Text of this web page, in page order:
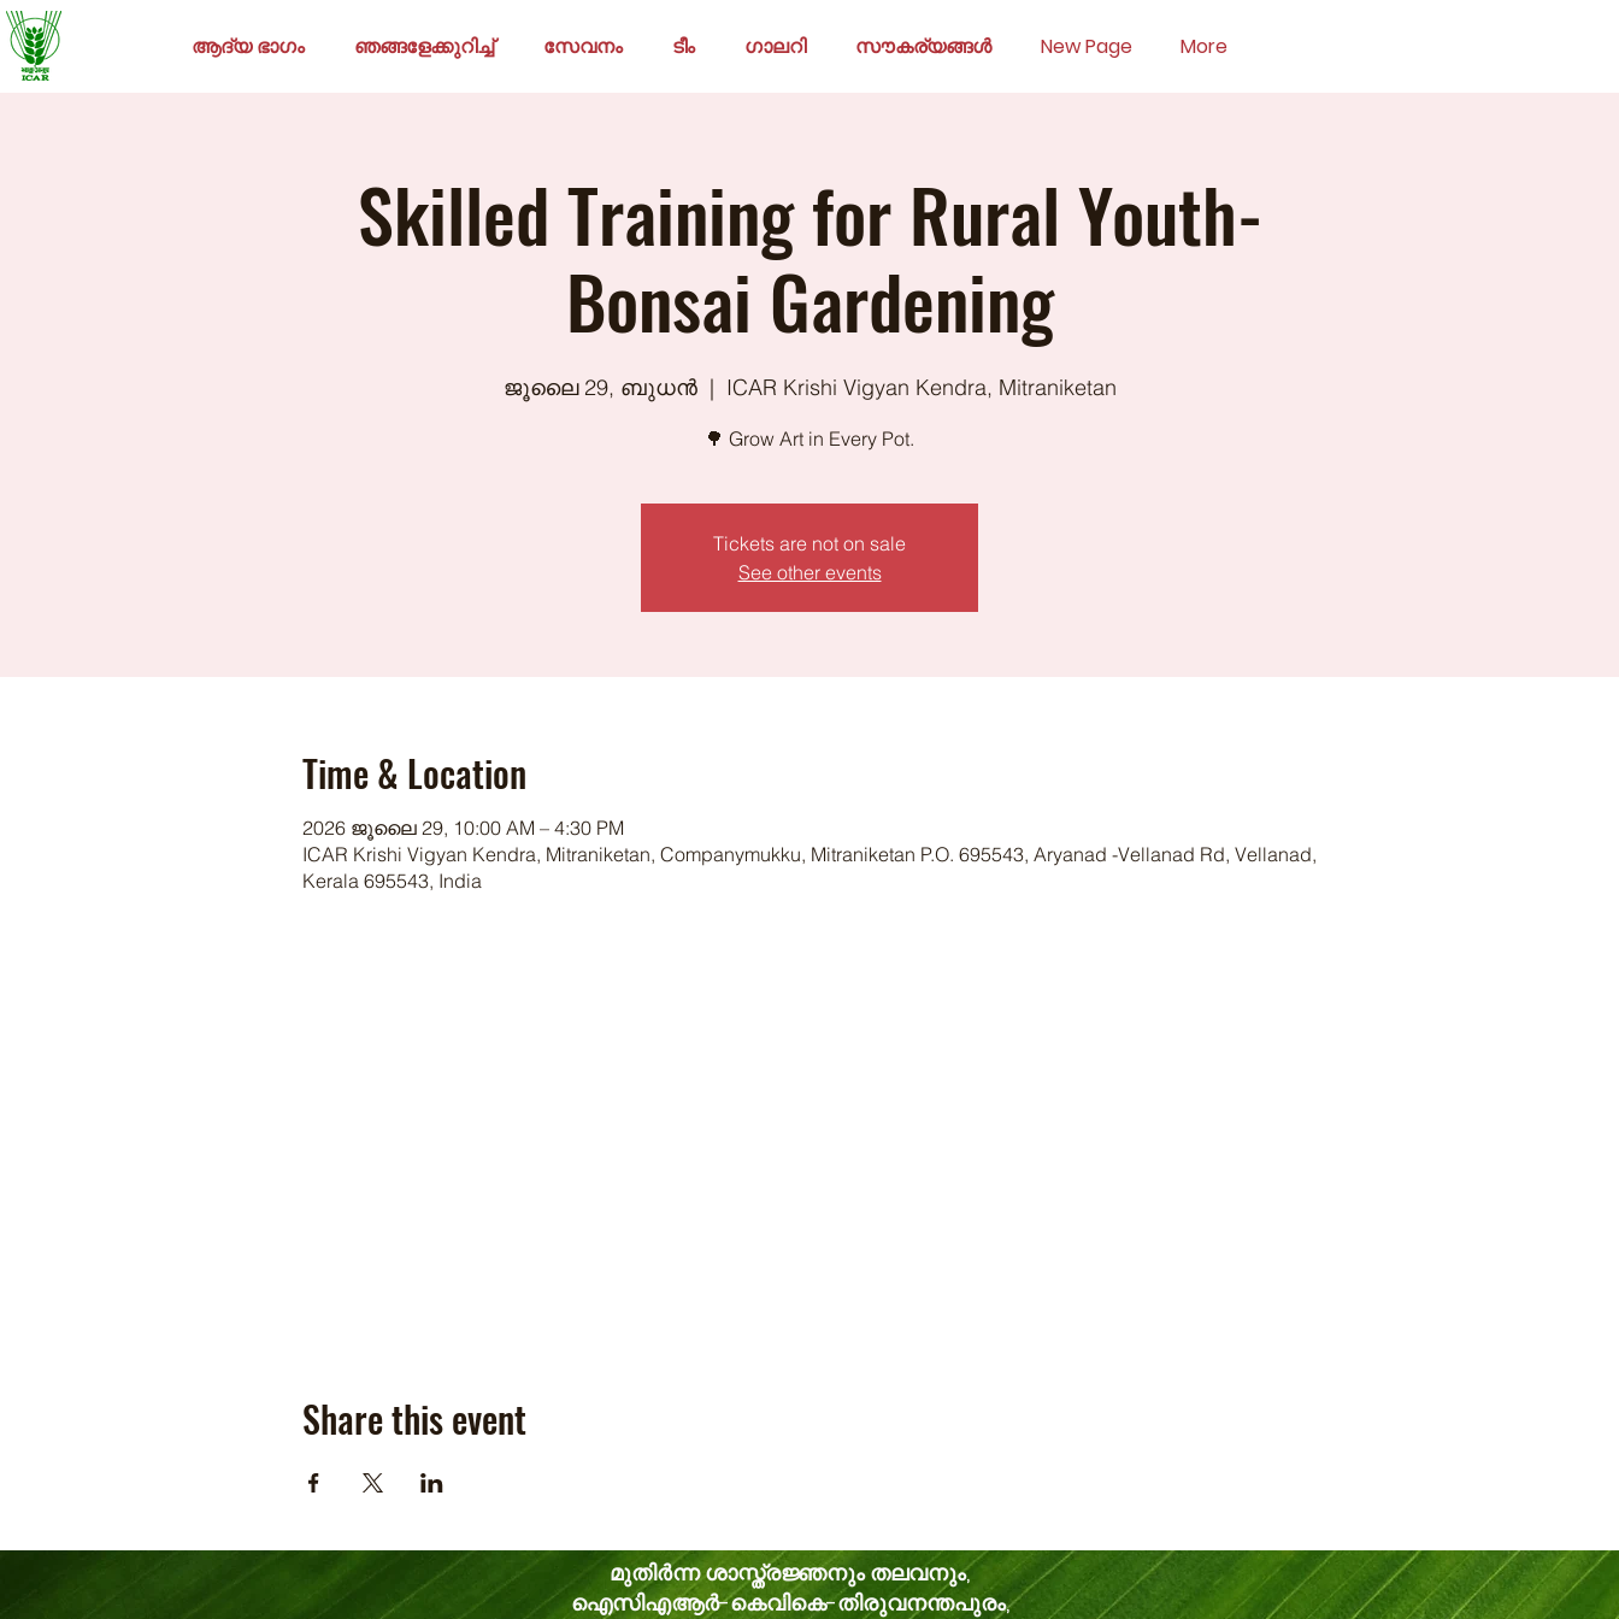
ആദ്യ ഭാഗം ഞങ്ങളേക്കുറിച്ച് സേവനം ടീം ഗാലറി സൗകര്യങ്ങൾ New Page More
Skilled Training for Rural Youth-
Bonsai Gardening
ജൂലൈ 29, ബുധൻ
  |
ICAR Krishi Vigyan Kendra, Mitraniketan
🌳 Grow Art in Every Pot.
Tickets are not on sale
See other events
Time & Location
2026 ജൂലൈ 29, 10:00 AM – 4:30 PM
ICAR Krishi Vigyan Kendra, Mitraniketan, Companymukku, Mitraniketan P.O. 695543, Aryanad -Vellanad Rd, Vellanad,
Kerala 695543, India
Share this event
മുതിർന്ന ശാസ്ത്രജ്ഞനും തലവനും,
ഐസിഎആർ-കെവികെ-തിരുവനന്തപുരം,